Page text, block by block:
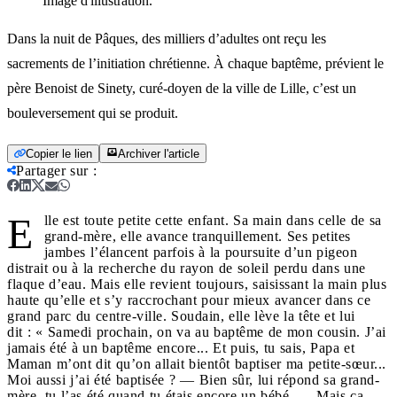
Dans la nuit de Pâques, des milliers d’adultes ont reçu les
sacrements de l’initiation chrétienne. À chaque baptême, prévient le
père Benoist de Sinety, curé-doyen de la ville de Lille, c’est un
bouleversement qui se produit.
Copier le lien Archiver l'article
Partager sur:
E
lle est toute petite cette enfant. Sa main dans celle de sa
grand-mère, elle avance tranquillement. Ses petites
jambes l’élancent parfois à la poursuite d’un pigeon
distrait ou à la recherche du rayon de soleil perdu dans une
flaque d’eau. Mais elle revient toujours, saisissant la main plus
haute qu’elle et s’y raccrochant pour mieux avancer dans ce
grand parc du centre-ville. Soudain, elle lève la tête et lui
dit : « Samedi prochain, on va au baptême de mon cousin. J’ai
jamais été à un baptême encore... Et puis, tu sais, Papa et
Maman m’ont dit qu’on allait bientôt baptiser ma petite-sœur...
Moi aussi j’ai été baptisée ? — Bien sûr, lui répond sa grand-